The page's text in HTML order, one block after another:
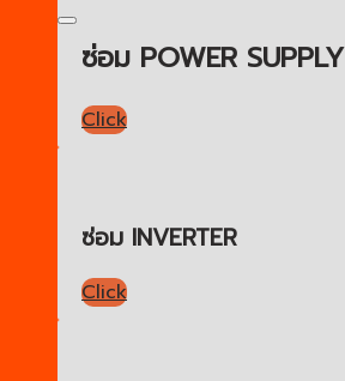
ซ่อม POWER SUPPLY
Click
ซ่อม INVERTER
Click